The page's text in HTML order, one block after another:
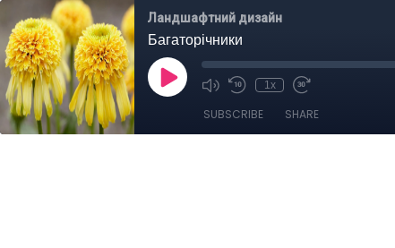
Ландшафтний дизайн
Багаторічники
1x
SUBSCRIBE SHARE